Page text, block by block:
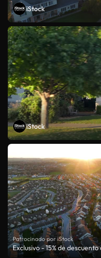
iStock
iStock
Patrocinado por iStock
Exclusivo - 15% de